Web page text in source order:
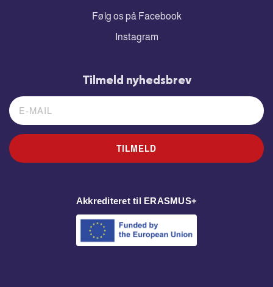
Følg os på Facebook
Instagram
Tilmeld nyhedsbrev
TILMELD
Akkrediteret til ERASMUS+